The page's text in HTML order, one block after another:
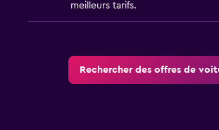
meilleurs tarifs.
Rechercher des offres de